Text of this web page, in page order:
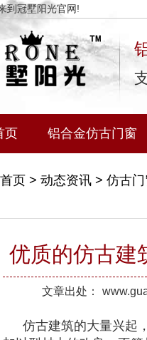
到冠墅阳光官网!
页 铝合金仿古门窗
首页 > 动态资讯 > 仿古
优质的仿古建
文章出处：
仿古建筑的大量兴起